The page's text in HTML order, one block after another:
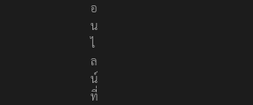
อ
น
ไ
ล
น์
ที่